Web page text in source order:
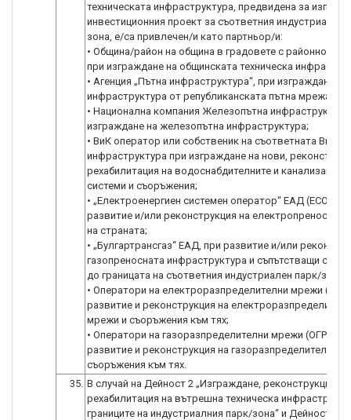
техническата инфраструктура, предвидена за
инвестиционния проект за съответния индустриален
зона, е/са привлечен/и като партньор/и:
• Община/район на община в градовете с районно
при изграждане на общинската техническа
• Агенция „Пътна инфраструктура“, при изграждане на
инфраструктура от републиканската пътна мрежа;
• Национална компания Железопътна
изграждане на железопътна инфраструктура;
• ВиК оператор или собственик на съответната ВиК
инфраструктура при изграждане на нови,
рехабилитация на водоснабдителните и
системи и съоръжения;
• „Електроенергиен системен оператор“ ЕАД (ЕСО
развитие и/или реконструкция на
на страната;
• „Булгартрансгаз“ ЕАД, при развитие и/или
газопреносната инфраструктура и съпътстващи
до границата на съответния индустриален парк/зона;
• Оператори на електроразпределителни мрежи
развитие и реконструкция на
мрежи и съоръжения към тях;
• Оператори на газоразпределителни мрежи (ОГРМ),
развитие и реконструкция на газоразпределителни
35. В случай на Дейност 2 „Изграждане, реконструкция и/
рехабилитация на вътрешна техническа
границите на индустриалния парк/зона“ и Дейност 3